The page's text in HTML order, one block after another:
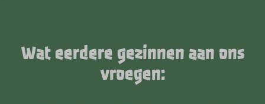
Wat eerdere gezinnen aan ons
vroegen: